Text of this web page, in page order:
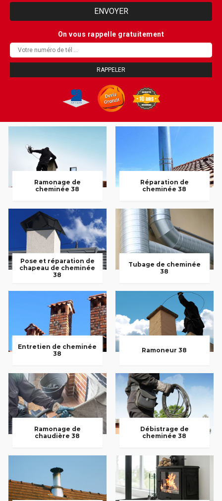
On vous rappelle gratuitement
Ramonage de
cheminée 38
Réparation de
cheminée 38
Pose et réparation de
chapeau de cheminée
38
Tubage de cheminée
38
Entretien de cheminée
38
Ramoneur 38
Ramonage de
chaudière 38
Débistrage de
cheminée 38